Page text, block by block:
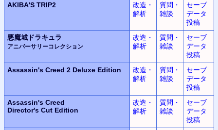
AKIBA'S TRIP2
改造・
解析
質問・
雑談
セーブ
データ
投稿
悪魔城ドラキュラ
アニバーサリーコレクション
改造・
解析
質問・
雑談
セーブ
データ
投稿
Assassin's Creed 2 Deluxe Edition
改造・
解析
質問・
雑談
セーブ
データ
投稿
Assassin's Creed
Director's Cut Edition
改造・
解析
質問・
雑談
セーブ
データ
投稿